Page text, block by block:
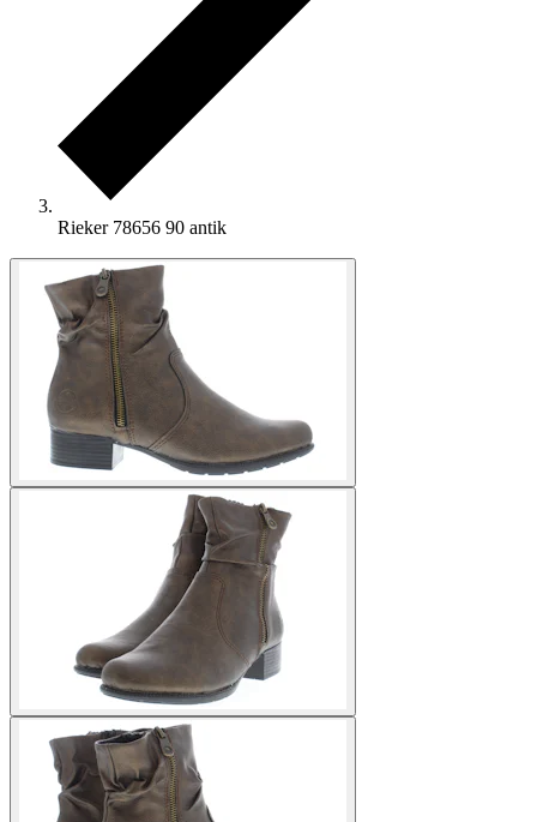
Rieker 78656 90 antik